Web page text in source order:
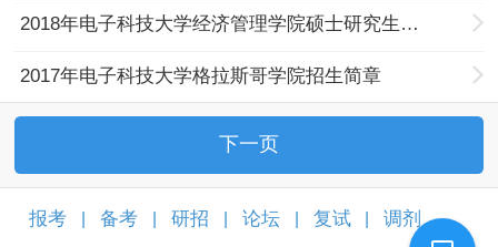
2018年电子科技大学经济管理学院硕士研究生招生简章
2017年电子科技大学格拉斯哥学院招生简章
下一页
报考 备考 研招 论坛 复试 调剂